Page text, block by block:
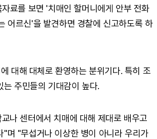
료를 보면 '치매인 할머니에게 안부 전화
어르신'을 발견하면 경찰에 신고하도록 하
대해 대체로 환영하는 분위기다. 특히 조
주민들의 기대감이 높다.
나 센터에서 치매에 대해 제대로 배우고
며 "무섭거나 이상한 병이 아니라 우리가